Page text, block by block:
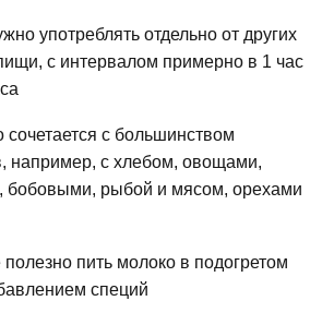
употреблять отдельно от других
с интервалом примерно в 1 час
сочетается с большинством
например, с хлебом, овощами,
бобовыми, рыбой и мясом, орехами
пить молоко в подогретом
специй